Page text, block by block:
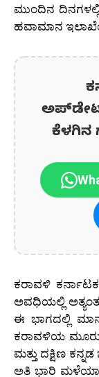
ಮುಂದಿನ
ಹವಾಮಾನ ಇಲಾಖೆಯ
ಕೆಳಗಿನ
ಕರಾವಳಿ
ಅವಧಿಯಲ್ಲಿ
ಈ ಭಾಗದಲ್ಲಿ
ಕರಾವಳಿಯ ಮೂರು
ಮತ್ತು ದಕ್ಷಿಣ
ಅತಿ ಭಾರಿ